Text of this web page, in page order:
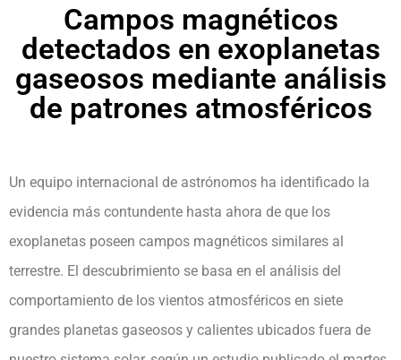
Campos magnéticos
detectados en exoplanetas
gaseosos mediante análisis
de patrones atmosféricos
Un equipo internacional de astrónomos ha identificado la
evidencia más contundente hasta ahora de que los
exoplanetas poseen campos magnéticos similares al
terrestre. El descubrimiento se basa en el análisis del
comportamiento de los vientos atmosféricos en siete
grandes planetas gaseosos y calientes ubicados fuera de